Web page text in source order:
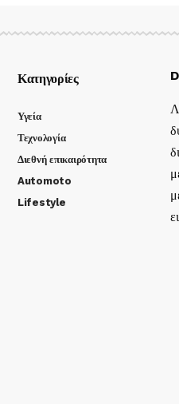
Κατηγορίες
Υγεία
Τεχνολογία
Διεθνή επικαιρότητα
Automoto
Lifestyle